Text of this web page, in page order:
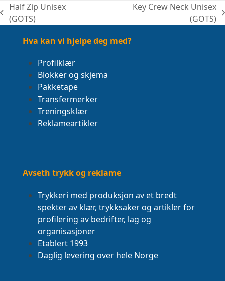
previous
Half Zip Unisex
(GOTS)
Key Crew Neck Unisex
(GOTS)
Hva kan vi hjelpe deg med?
Profilklær
Blokker og skjema
Pakketape
Transfermerker
Treningsklær
Reklameartikler
Avseth trykk og reklame
Trykkeri med produksjon av et bredt
spekter av klær, trykksaker og artikler for
profilering av bedrifter, lag og
organisasjoner
Etablert 1993
Daglig levering over hele Norge